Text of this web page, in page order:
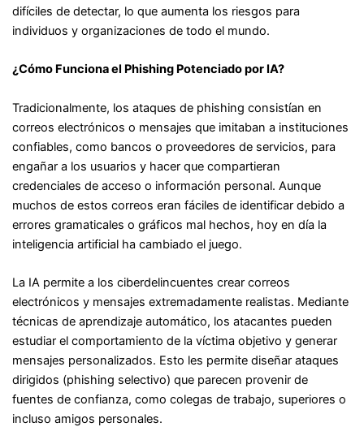
difíciles de detectar, lo que aumenta los riesgos para
individuos y organizaciones de todo el mundo.
¿Cómo Funciona el Phishing Potenciado por IA?
Tradicionalmente, los ataques de phishing consistían en
correos electrónicos o mensajes que imitaban a instituciones
confiables, como bancos o proveedores de servicios, para
engañar a los usuarios y hacer que compartieran
credenciales de acceso o información personal. Aunque
muchos de estos correos eran fáciles de identificar debido a
errores gramaticales o gráficos mal hechos, hoy en día la
inteligencia artificial ha cambiado el juego.
La IA permite a los ciberdelincuentes crear correos
electrónicos y mensajes extremadamente realistas. Mediante
técnicas de aprendizaje automático, los atacantes pueden
estudiar el comportamiento de la víctima objetivo y generar
mensajes personalizados. Esto les permite diseñar ataques
dirigidos (phishing selectivo) que parecen provenir de
fuentes de confianza, como colegas de trabajo, superiores o
incluso amigos personales.